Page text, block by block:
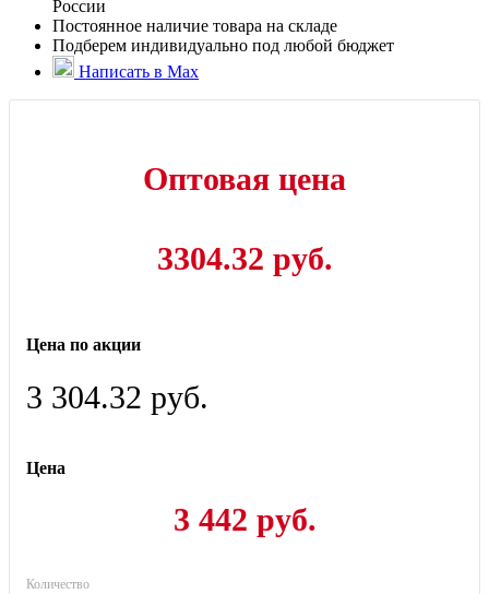
России
Постоянное наличие товара на складе
Подберем индивидуально под любой бюджет
Написать в Max
Оптовая цена
3304.32 руб.
Цена по акции
3 304.32 руб.
Цена
3 442 руб.
Количество